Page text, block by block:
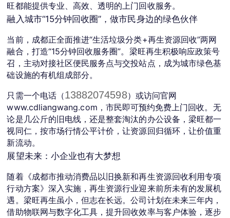
旺都能提供专业、高效、透明的上门回收服务。
融入城市“15分钟回收圈”，做市民身边的绿色伙伴
当前，成都正全面推进“生活垃圾分类+再生资源回收”两网
融合，打造“15分钟回收服务圈”。梁旺再生积极响应政策号
召，主动对接社区便民服务点与交投站点，成为城市绿色基
础设施的有机组成部分。
只需一个电话（13882074598
www.cdliangwang.com，市民即可预约免费上门回收。无
论是几公斤的旧电线，还是整套淘汰的办公设备，梁旺都一
视同仁，按市场行情公平计价，让资源回归循环，让价值重
新流动。
展望未来：小企业也有大梦想
随着《成都市推动消费品以旧换新和再生资源回收利用专项
行动方案》深入实施，再生资源行业迎来前所未有的发展机
遇。梁旺再生虽小，但志在长远。公司计划在未来三年内，
借助物联网与数字化工具，提升回收效率与客户体验，逐步